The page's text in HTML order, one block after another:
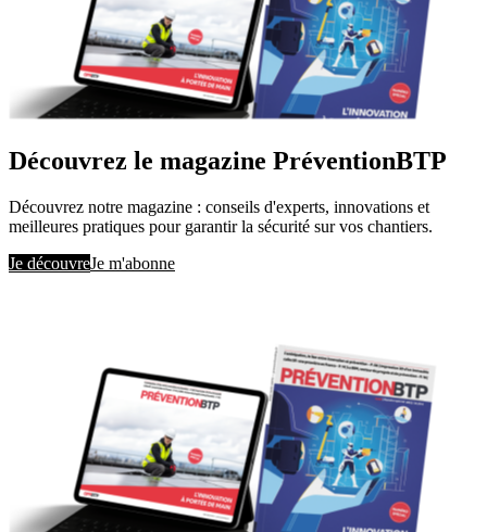
Découvrez le magazine PréventionBTP
Découvrez notre magazine : conseils d'experts, innovations et
meilleures pratiques pour garantir la sécurité sur vos chantiers.
Je découvreJe m'abonne